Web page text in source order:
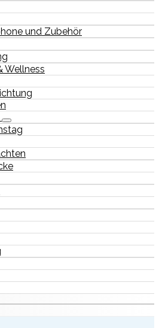
und Zubehör
Wellness